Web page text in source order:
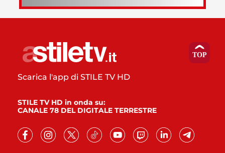
Scarica l'app di STILE TV HD
STILE TV HD in onda su:
CANALE 78 DEL DIGITALE TERRESTRE